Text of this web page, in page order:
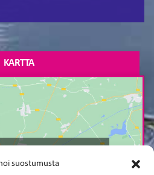
suostumusta
KARTTA
ja ottaaksesi tämän